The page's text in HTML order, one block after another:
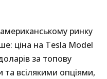
ринку
ціна на Tesla Model
за топову
всілякими опціями,